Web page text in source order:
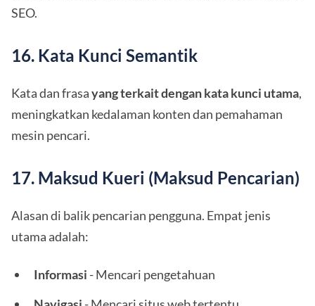
SEO.
16. Kata Kunci Semantik
Kata dan frasayang terkait dengan kata kunci utama,
meningkatkan kedalaman konten dan pemahaman
mesin pencari.
17. Maksud Kueri (Maksud Pencarian)
Alasan di balik pencarian pengguna. Empat jenis
utama adalah:
Informasi - Mencari pengetahuan